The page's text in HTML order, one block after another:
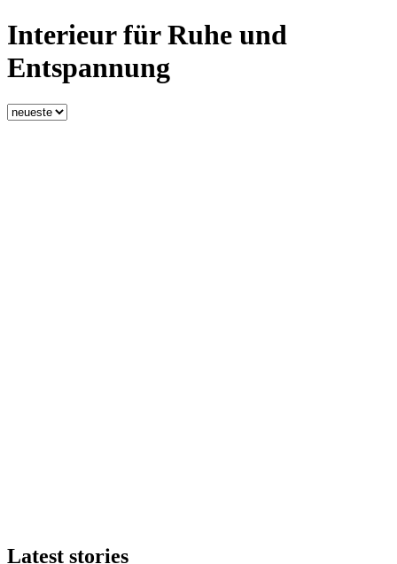
Interieur für Ruhe und
Entspannung
Latest stories